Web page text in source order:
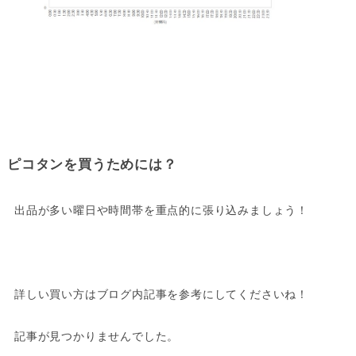
ピコタンを買うためには？
出品が多い曜日や時間帯を重点的に張り込みましょう！
詳しい買い方はブログ内記事を参考にしてくださいね！
記事が見つかりませんでした。